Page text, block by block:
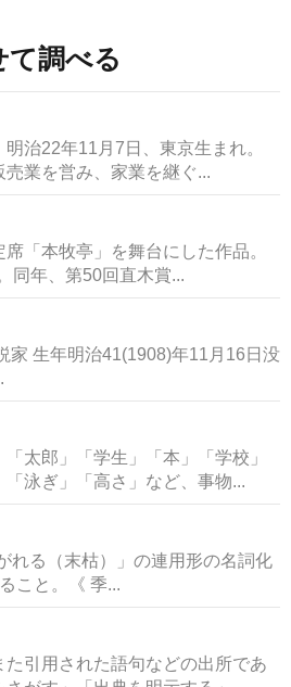
て調べる
治22年11月7日、東京生まれ。
業を営み、家業を継ぐ...
「本牧亭」を舞台にした作品。
同年、第50回直木賞...
家 生年明治41(1908)年11月16日没
太郎」「学生」「本」「学校」
「泳ぎ」「高さ」など、事物...
れる（末枯）」の連用形の名詞化
こと。《 季...
引用された語句などの出所であ